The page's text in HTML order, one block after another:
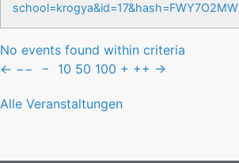
No events found within criteria
← −− − 10 50 100 + ++ →
Alle Veranstaltungen